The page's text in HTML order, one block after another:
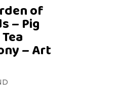
of
– Pig
– Art